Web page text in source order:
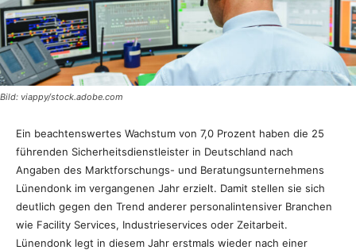
Bild: viappy/stock.adobe.com
Ein beachtenswertes Wachstum von 7,0 Prozent haben die 25
führenden Sicherheitsdienstleister in Deutschland nach
Angaben des Marktforschungs- und Beratungsunternehmens
Lünendonk im vergangenen Jahr erzielt. Damit stellen sie sich
deutlich gegen den Trend anderer personalintensiver Branchen
wie Facility Services, Industrieservices oder Zeitarbeit.
Lünendonk legt in diesem Jahr erstmals wieder nach einer